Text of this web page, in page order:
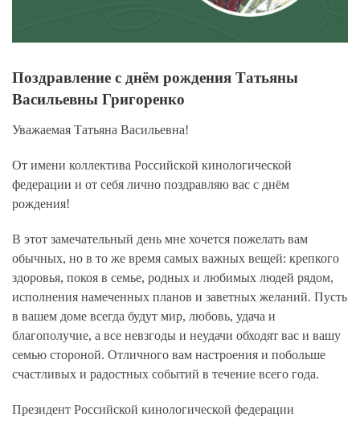
Поздравление с днём рождения Татьяны
Васильевны Григоренко
Уважаемая Татьяна Васильевна!
От имени коллектива Российской кинологической
федерации и от себя лично поздравляю вас с днём
рождения!
В этот замечательный день мне хочется пожелать вам
обычных, но в то же время самых важных вещей: крепкого
здоровья, покоя в семье, родных и любимых людей рядом,
исполнения намеченных планов и заветных желаний. Пусть
в вашем доме всегда будут мир, любовь, удача и
благополучие, а все невзгоды и неудачи обходят вас и вашу
семью стороной. Отличного вам настроения и побольше
счастливых и радостных событий в течение всего года.
Президент Российской кинологической федерации